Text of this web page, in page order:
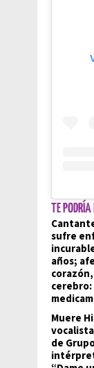
TE
sufre
años;
Muere
de